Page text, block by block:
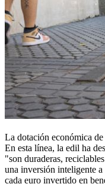
La dotación económica
En esta línea, la edil ha
"son duraderas,
una inversión inteligente
cada euro invertido en